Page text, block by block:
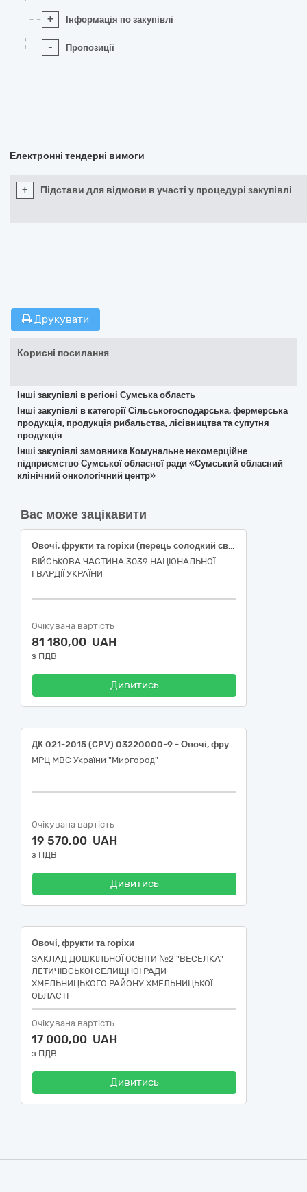
+ Інформація по закупівлі
- Пропозиції
Електронні тендерні вимоги
+ Підстави для відмови в участі у процедурі закупівлі
Друкувати
Корисні посилання
Інші закупівлі в регіоні Сумська область
Інші закупівлі в категорії Сільськогосподарська, фермерська
продукція, продукція рибальства, лісівництва та супутня
продукція
Інші закупівлі замовника Комунальне некомерційне
підприємство Сумської обласної ради «Сумський обласний
клінічний онкологічний центр»
Вас може зацікавити
Овочі, фрукти та горіхи (перець солодкий свіжий подовженої форми, огірки свіжі польові короткоплідні, помідори тепличні свіжі округлі, часник свіжий вищого товарного сорту)
ВІЙСЬКОВА ЧАСТИНА 3039 НАЦІОНАЛЬНОЇ
ГВАРДІЇ УКРАЇНИ
Очікувана вартість
81 180,00 UAH
з ПДВ
Дивитись
ДК 021-2015 (CPV) 03220000-9 - Овочі, фрукти та горіхи (Цибуля ріпчаста свіжа)
МРЦ МВС України "Миргород"
Очікувана вартість
19 570,00 UAH
з ПДВ
Дивитись
Овочі, фрукти та горіхи
ЗАКЛАД ДОШКІЛЬНОЇ ОСВІТИ №2 "ВЕСЕЛКА"
ЛЕТИЧІВСЬКОЇ СЕЛИЩНОЇ РАДИ
ХМЕЛЬНИЦЬКОГО РАЙОНУ ХМЕЛЬНИЦЬКОЇ
ОБЛАСТІ
Очікувана вартість
17 000,00 UAH
з ПДВ
Дивитись